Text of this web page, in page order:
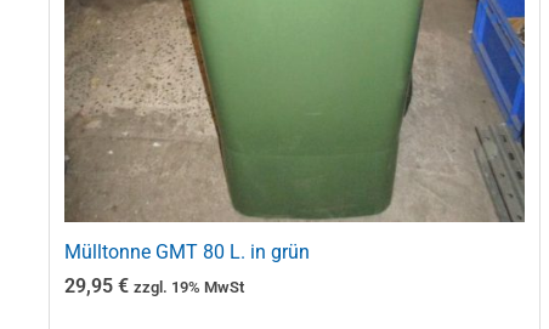
Mülltonne GMT 80 L. in grün
29,95 € zzgl. 19% MwSt